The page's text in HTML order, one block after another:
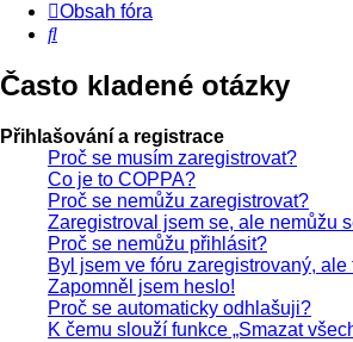
Obsah fóra
Hledat
Často kladené otázky
Přihlašování a registrace
Proč se musím zaregistrovat?
Co je to COPPA?
Proč se nemůžu zaregistrovat?
Zaregistroval jsem se, ale nemůžu
Proč se nemůžu přihlásit?
Byl jsem ve fóru zaregistrovaný,
Zapomněl jsem heslo!
Proč se automaticky odhlašuji?
K čemu slouží funkce „Smazat